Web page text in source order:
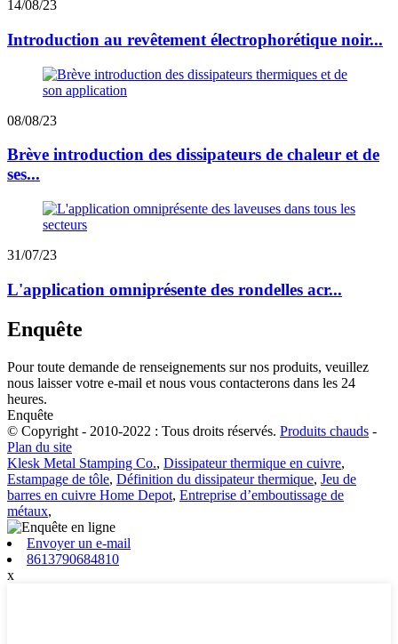
14/08/23
Introduction au revêtement électrophorétique noir...
08/08/23
Brève introduction des dissipateurs de chaleur et de
ses...
31/07/23
L'application omniprésente des rondelles acr...
Enquête
Pour toute demande de renseignements sur nos produits, veuillez
nous laisser votre e-mail et nous vous contacterons dans les 24
heures.
Enquête
© Copyright - 2010-2022 : Tous droits réservés. Produits chauds -
Plan du site
Klesk Metal Stamping Co., Dissipateur thermique en cuivre,
Estampage de tôle, Définition du dissipateur thermique, Jeu de
barres en cuivre Home Depot, Entreprise d’emboutissage de
métaux,
Envoyer un e-mail
8613790684810
x